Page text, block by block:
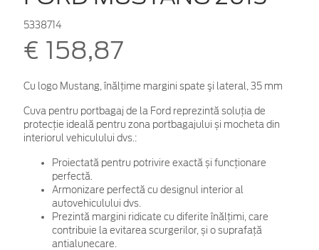
5338714
€ 158,87
Cu logo Mustang, înălţime margini spate şi lateral, 35 mm
Cuva pentru portbagaj de la Ford reprezintă soluția de
protecție ideală pentru zona portbagajului și mocheta din
interiorul vehiculului dvs.:
Proiectată pentru potrivire exactă și funcționare
perfectă.
Armonizare perfectă cu designul interior al
autovehiculului dvs.
Prezintă margini ridicate cu diferite înălțimi, care
contribuie la evitarea scurgerilor, și o suprafață
antialunecare.